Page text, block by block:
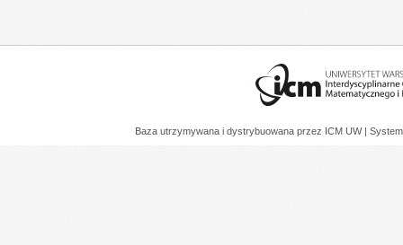
Baza utrzymywana i dystrybuowana przez ICM UW |